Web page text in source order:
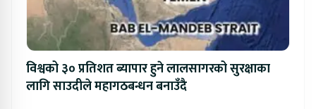
विश्वको ३० प्रतिशत ब्यापार हुने लालसागरको सुरक्षाका
लागि साउदीले महागठबन्धन बनाउँदै